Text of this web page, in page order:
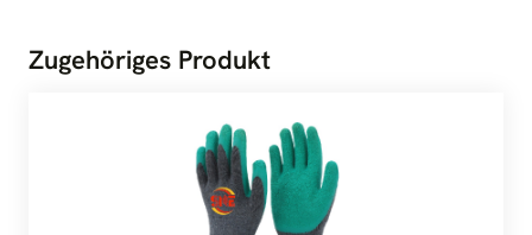
Zugehöriges Produkt